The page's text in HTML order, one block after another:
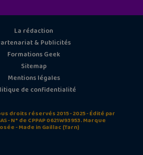
La rédaction
& Publicités
Formations Geek
Sitemap
Mentions légales
de confidentialité
droits réservés 2015 - 2025 - Édité par
- N° de CPPAP 0621W93953. Marque
- Made in Gaillac (Tarn)